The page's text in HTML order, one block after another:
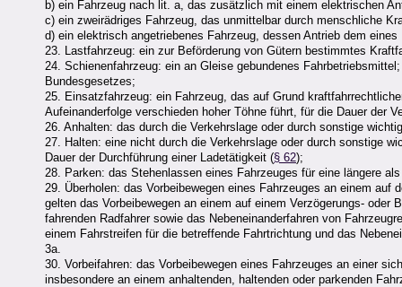
b) ein Fahrzeug nach lit. a, das zusätzlich mit einem elektrischen
c) ein zweirädriges Fahrzeug, das unmittelbar durch menschliche
d) ein elektrisch angetriebenes Fahrzeug, dessen Antrieb dem
23. Lastfahrzeug: ein zur Beförderung von Gütern bestimmtes
24. Schienenfahrzeug: ein an Gleise gebundenes
Bundesgesetzes;
25. Einsatzfahrzeug: ein Fahrzeug, das auf Grund
Aufeinanderfolge verschieden hoher Töhne führt, für die Dauer der
26. Anhalten: das durch die Verkehrslage oder durch sonstige
27. Halten: eine nicht durch die Verkehrslage oder durch sonstige
Dauer der Durchführung einer Ladetätigkeit (§ 62);
28. Parken: das Stehenlassen eines Fahrzeuges für eine längere
29. Überholen: das Vorbeibewegen eines Fahrzeuges an einem
gelten das Vorbeibewegen an einem auf einem Verzögerungs-
fahrenden Radfahrer sowie das Nebeneinanderfahren von
einem Fahrstreifen für die betreffende Fahrtrichtung und das
3a.
30. Vorbeifahren: das Vorbeibewegen eines Fahrzeuges an einer
insbesondere an einem anhaltenden, haltenden oder parkenden